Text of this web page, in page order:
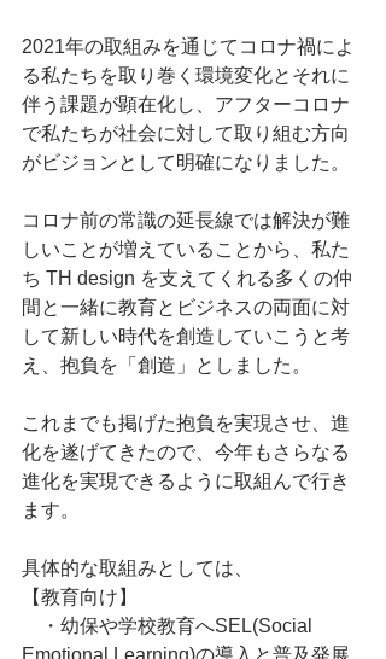
2021年の取組みを通じてコロナ禍によ
る私たちを取り巻く環境変化とそれに
伴う課題が顕在化し、アフターコロナ
で私たちが社会に対して取り組む方向
がビジョンとして明確になりました。
コロナ前の常識の延長線では解決が難
しいことが増えていることから、私た
ち TH design を支えてくれる多くの仲
間と一緒に教育とビジネスの両面に対
して新しい時代を創造していこうと考
え、抱負を「創造」としました。
これまでも掲げた抱負を実現させ、進
化を遂げてきたので、今年もさらなる
進化を実現できるように取組んで行き
ます。
具体的な取組みとしては、
【教育向け】
・幼保や学校教育へSEL(Social
Emotional Learning)の導入と普及発展